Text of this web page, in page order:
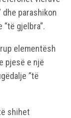
parashikon
gjelbra”.
elementësh
pjesë e një
“të
shihet